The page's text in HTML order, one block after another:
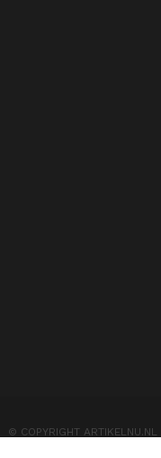
© COPYRIGHT ARTIKELNU.NL